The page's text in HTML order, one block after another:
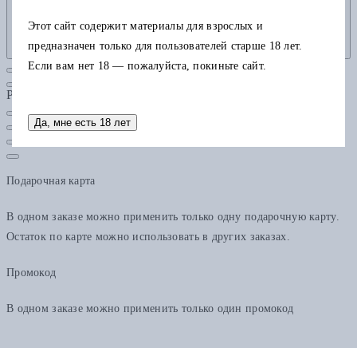
Рубрики
Подарочная карта
В одном заказе можно применить только одну подарочную карту.
Остаток по карте можно использовать в других заказах.
Промокод
В одном заказе можно применить только один промокод
Этот сайт содержит материалы для взрослых и
предназначен только для пользователей старше 18 лет.
Если вам нет 18 — пожалуйста, покиньте сайт.
Да, мне есть 18 лет